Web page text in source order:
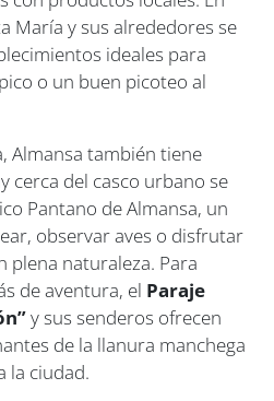
María y sus alrededores se
ideales para
o un buen picoteo al
Almansa también tiene
cerca del casco urbano se
Pantano de Almansa, un
observar aves o disfrutar
plena naturaleza. Para
de aventura, el Paraje
y sus senderos ofrecen
de la llanura manchega
la ciudad.